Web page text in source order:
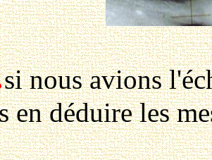
si nous avions
en déduire les